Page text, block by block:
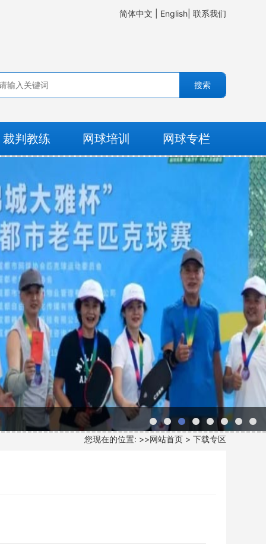
简体中文 English| 联系我们
搜索
裁判教练 网球培训 网球专栏
next
您现在的位置: >>网站首页> 下载专区